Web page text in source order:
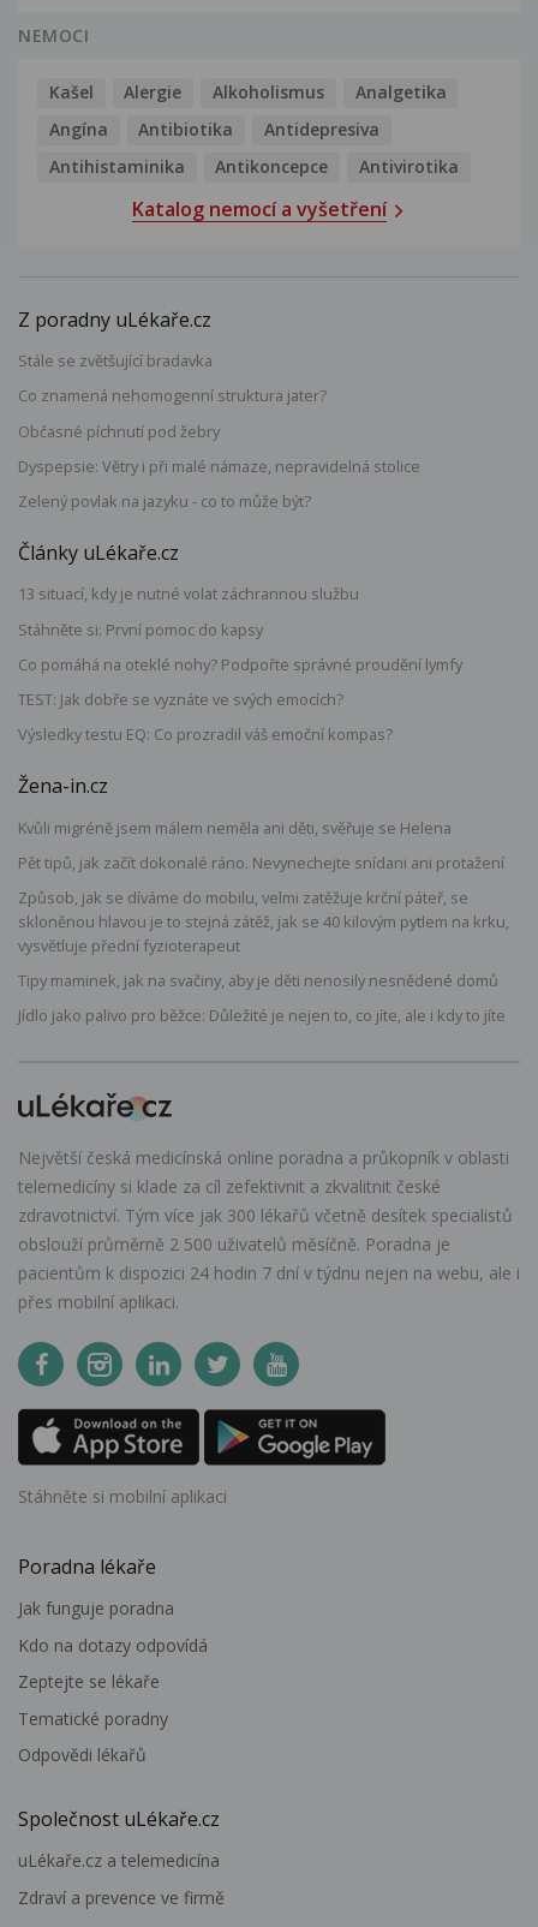
NEMOCI
Kašel Alergie Alkoholismus
Analgetika
Angína
Antibiotika
Antidepresiva
Antihistaminika
Antikoncepce Antivirotika
Katalog nemocí a vyšetření
Z poradny uLékaře.cz
Stále se zvětšující bradavka
Co znamená nehomogenní struktura jater?
Občasné píchnutí pod žebry
Dyspepsie: Větry i při malé námaze, nepravidelná stolice
Zelený povlak na jazyku - co to může být?
Články uLékaře.cz
13 situací, kdy je nutné volat záchrannou službu
Stáhněte si: První pomoc do kapsy
Co pomáhá na oteklé nohy? Podpořte správné proudění lymfy
TEST: Jak dobře se vyznáte ve svých emocích?
Výsledky testu EQ: Co prozradil váš emoční kompas?
Žena-in.cz
Kvůli migréně jsem málem neměla ani děti, svěřuje se Helena
Pět tipů, jak začít dokonalé ráno. Nevynechejte snídani ani protažení
Způsob, jak se díváme do mobilu, velmi zatěžuje krční páteř, se
skloněnou hlavou je to stejná zátěž, jak se 40 kilovým pytlem na krku,
vysvětluje přední fyzioterapeut
Tipy maminek, jak na svačiny, aby je děti nenosily nesnědené domů
Jídlo jako palivo pro běžce: Důležité je nejen to, co jíte, ale i kdy to jíte
Největší česká medicínská online poradna a průkopník v oblasti
telemedicíny si klade za cíl zefektivnit a zkvalitnit české
zdravotnictví. Tým více jak 300 lékařů včetně desítek specialistů
obslouží průměrně 2 500 uživatelů měsíčně. Poradna je
pacientům k dispozici 24 hodin 7 dní v týdnu nejen na webu, ale i
přes mobilní aplikaci.
Stáhněte si mobilní aplikaci
Poradna lékaře
Jak funguje poradna
Kdo na dotazy odpovídá
Zeptejte se lékaře
Tematické poradny
Odpovědi lékařů
Společnost uLékaře.cz
uLékaře.cz a telemedicína
Zdraví a prevence ve firmě